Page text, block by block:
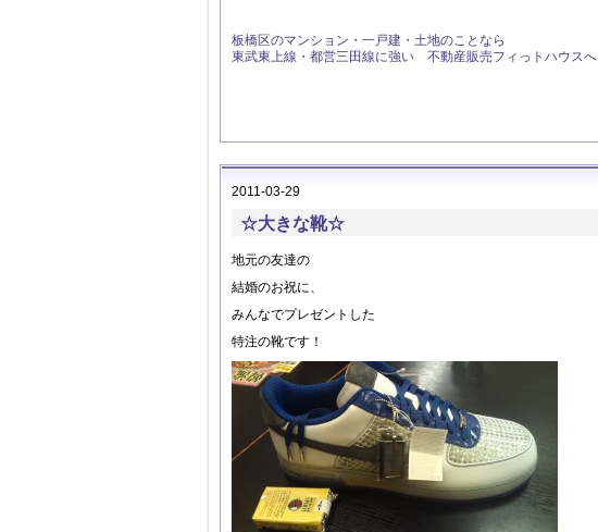
板橋区のマンション・一戸建・土地のことなら
東武東上線・都営三田線に強い 不動産販売フィっトハウスへ
2011-03-29
☆大きな靴☆
地元の友達の
結婚のお祝に、
みんなでプレゼントした
特注の靴です！